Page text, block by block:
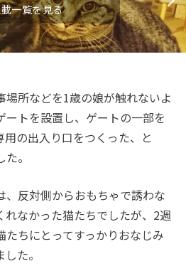
一覧を見る
所などを1歳の娘が触れないよ
ートを設置し、ゲートの一部を
の出入り口をつくった、と
。
反対側からおもちゃで誘わな
れなかった猫たちでしたが、2週
たちにとってすっかりおなじみ
た。